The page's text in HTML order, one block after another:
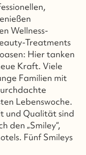
Wellness-
Treatments
Hier tanken
Kraft. Viele
Familien mit
Lebenswoche.
und Qualität sind
den „Smiley“,
Fünf Smileys